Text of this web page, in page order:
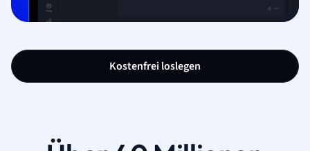
Kostenfrei loslegen